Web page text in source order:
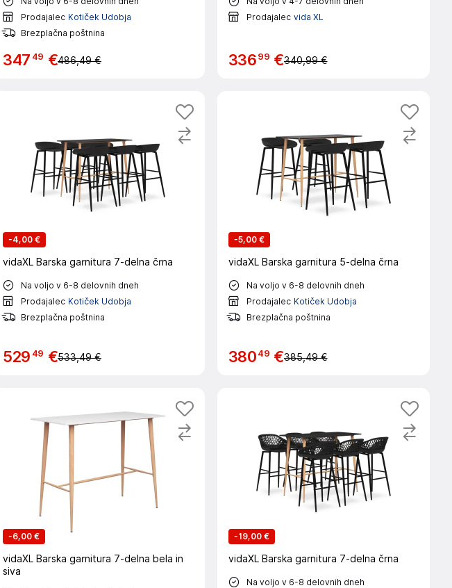
Prodajalec Kotiček Udobja
Brezplačna poštnina
347 49 €486,49 €
Prodajalec vida XL
33699 €340,99 €
-4,00 €
vidaXL Barska garnitura 7-delna črna
Na voljo v 6-8 delovnih dneh
Prodajalec Kotiček Udobja
Brezplačna poštnina
529 49 €533,49 €
-5,00 €
vidaXL Barska garnitura 5-delna črna
Na voljo v 6-8 delovnih dneh
Prodajalec Kotiček Udobja
Brezplačna poštnina
38049 €385,49 €
-6,00 €
vidaXL Barska garnitura 7-delna bela in
siva
-19,00 €
vidaXL Barska garnitura 7-delna črna
Na voljo v 6-8 delovnih dneh